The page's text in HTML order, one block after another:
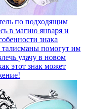
по подходящим
в магию января и
знака
талисманы помогут им
удачу в новом
этот знак может